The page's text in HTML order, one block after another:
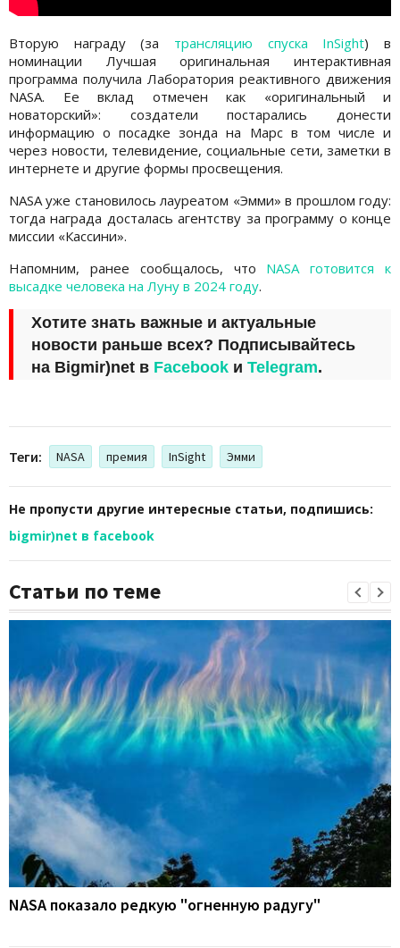
Вторую награду (за трансляцию спуска InSight) в
номинации Лучшая оригинальная интерактивная
программа получила Лаборатория реактивного движения
NASA. Ее вклад отмечен как «оригинальный и
новаторский»: создатели постарались донести
информацию о посадке зонда на Марс в том числе и
через новости, телевидение, социальные сети, заметки в
интернете и другие формы просвещения.
NASA уже становилось лауреатом «Эмми» в прошлом году:
тогда награда досталась агентству за программу о конце
миссии «Кассини».
Напомним, ранее сообщалось, что NASA готовится к
высадке человека на Луну в 2024 году.
Хотите знать важные и актуальные
новости раньше всех? Подписывайтесь
на Bigmir)net в Facebook и Telegram.
Теги: NASA премия InSight Эмми
Не пропусти другие интересные статьи, подпишись:
bigmir)net в facebook
Статьи по теме
NASA показало редкую "огненную радугу"